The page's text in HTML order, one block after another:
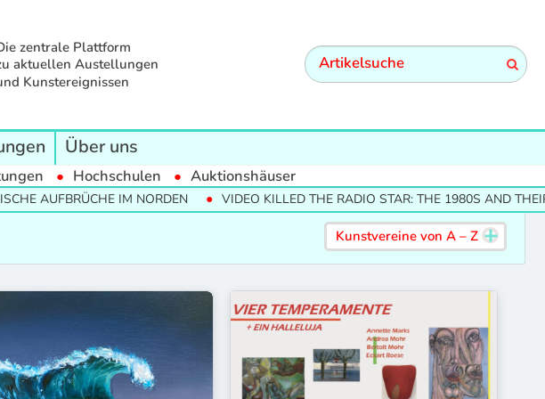
zentrale Plattform
aktuellen Austellungen
Kunstereignissen
Über uns
Hochschulen Auktionshäuser
IM NORDEN VIDEO KILLED THE RADIO STAR: THE 1980S AND THEIR CULTURAL
Kunstvereine von A – Z
Badischer Kunstverein Karlsruhe
am Main
Berliner Herbstsalon
Bucerius Kunstforum
Daimler Contemporary
Freiburg
E-Werk Schwerin